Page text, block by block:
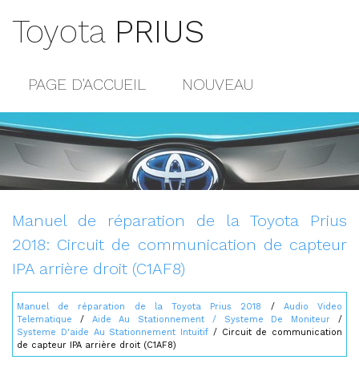
Toyota PRIUS
PAGE D'ACCUEIL NOUVEAU
POPULAIRE
CONTACTS
Manuel de réparation de la Toyota Prius
2018: Circuit de communication de capteur
IPA arrière droit (C1AF8)
Manuel de réparation de la Toyota Prius 2018 / Audio Video
Telematique / Aide Au Stationnement / Systeme De Moniteur /
Systeme D'aide Au Stationnement Intuitif / Circuit de communication
de capteur IPA arrière droit (C1AF8)